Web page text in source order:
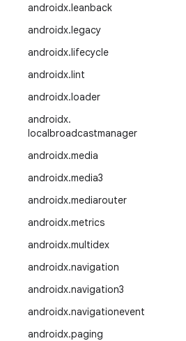
androidx.leanback
androidx.legacy
androidx.lifecycle
androidx.lint
androidx.loader
androidx.
localbroadcastmanager
androidx.media
androidx.media3
androidx.mediarouter
androidx.metrics
androidx.multidex
androidx.navigation
androidx.navigation3
androidx.navigationevent
androidx.paging